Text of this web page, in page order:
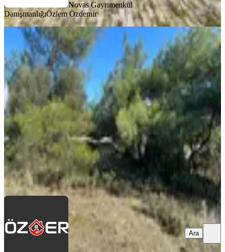
Novas Gayrimenkul
DanışmanlığıÖzlem Özdemir
YOLA YAKIN
Öz-er Gayrimenkul’den Satılık
Kadastro Yoluna Sıfır, Dirmil’de
Manzaralı Tarla
Torbalı, Dirmil Mahallesi
4409 m²·Yolu Açılmış ·737/m²· 29.12.2025
3.250.000 ₺
ÖZ-ER GAYRİMENKULHüseyin Özkan
Ara
Ara